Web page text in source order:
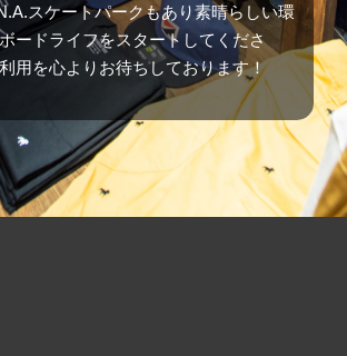
スケートパークもあり素晴らしい環
ードライフをスタートしてくださ
用を心よりお待ちしております！